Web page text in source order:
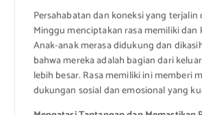
Persahabatan dan koneksi yang terjalin
Minggu menciptakan rasa memiliki dan
Anak-anak merasa didukung dan
bahwa mereka adalah bagian dari
lebih besar. Rasa memiliki ini memberi
dukungan sosial dan emosional yang